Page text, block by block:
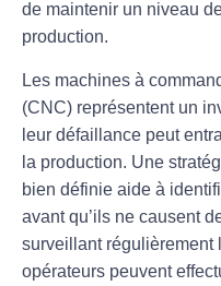
de maintenir un niveau
production.
Les machines à
(CNC) représentent un
leur défaillance peut
la production. Une
bien définie aide à
avant qu’ils ne causent
surveillant régulièrement
opérateurs peuvent